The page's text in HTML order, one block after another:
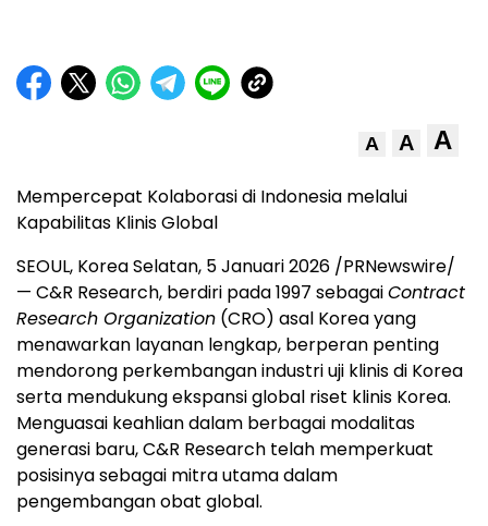
A A A
Mempercepat Kolaborasi di Indonesia melalui
Kapabilitas Klinis Global
SEOUL, KoreaSelatan, 5 Januari 2026 /PRNewswire/
— C&R Research, berdiri pada 1997 sebagaiContract
Research Organization (CRO) asal Korea yang
menawarkan layanan lengkap, berperan penting
mendorong perkembangan industri uji klinis di Korea
serta mendukung ekspansi global riset klinis Korea.
Menguasai keahlian dalam berbagai modalitas
generasi baru, C&R Research telah memperkuat
posisinya sebagai mitra utama dalam
pengembangan obat global.